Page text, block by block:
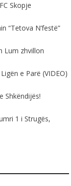
Skopje
“Tetova N’festë”
Lum zhvillon
e Parë (VIDEO)
Shkëndijës!
1 i Strugës,